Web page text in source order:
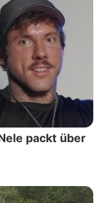
packt über